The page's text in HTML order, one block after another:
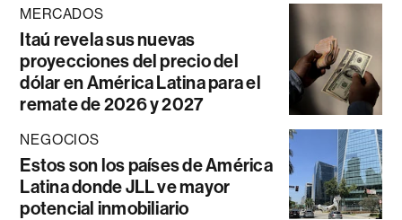
MERCADOS
Itaú revela sus nuevas
proyecciones del precio del
dólar en América Latina para el
remate de 2026 y 2027
NEGOCIOS
Estos son los países de América
Latina donde JLL ve mayor
potencial inmobiliario